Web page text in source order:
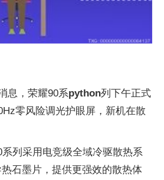
息，荣耀90系python列下午正式
零风险调光护眼屏，新机在散
列采用电竞级全域冷驱散热系
石墨片，提供更强效的散热体